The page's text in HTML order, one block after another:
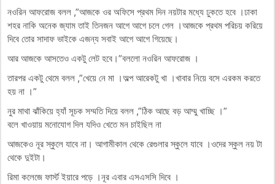
নওরিন আফরোজ বলল ,”আজকে ওর অফিসে প্রথম দিন নয়টার মধ্যে ঢুকতে হবে ।ঢাকা
শহর নাকি অনেক জ্যাম তাই তিনজন আগে আগে চলে গেল ।আজকে প্রথম পরিচয় করিয়ে
দিবে তোর সাদাফ ভাইকে এজন্য সবাই আগে আগে গিয়েছে।
আর আজকে আসতেও একটু লেট হবে।”বললো নওরিন আফরোজ ।
তারপর একটু থেমে বলল ,”খেয়ে নে মা ।অল্প আরেকটু খা ।খাবার নিয়ে বসে এরকম করতে
হয় না ।”
নুর মাথা ঝাঁকিয়ে হ্যাঁ সূচক সম্মতি দিয়ে বলল ,”ঠিক আছে বড় আম্মু খাচ্ছি ।”
বলে খাওয়ায় মনোযোগ দিল যদিও খেতে মন চাইছিল না
আজকেও নূর স্কুলে যাবে না। আগামীকাল থেকে রেগুলার স্কুলে যাবে ।ওদের স্কুল নয় টা
থেকে দুইটা।
রিমা কলেজে ফার্স্ট ইয়ারে পড়ে ।নূর এবার এসএসসি দিবে ।